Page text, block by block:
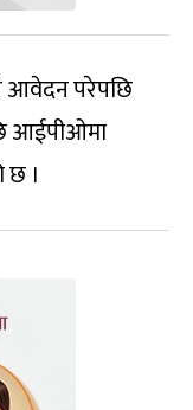
आवेदन परेपछि
आईपीओमा
छ ।